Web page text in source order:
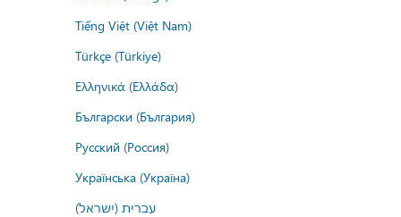
Tiếng Việt (Việt Nam)
Türkçe (Türkiye)
Ελληνικά (Ελλάδα)
Български (България)
Русский (Россия)
Українська (Україна)
עברית (ישראל)